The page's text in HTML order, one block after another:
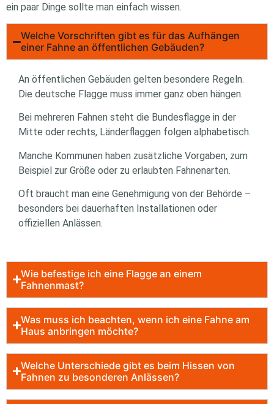
ein paar Dinge sollte man einfach wissen.
Welche Vorschriften gibt es für das Aufhängen
einer Fahne an öffentlichen Gebäuden?
An öffentlichen Gebäuden gelten besondere Regeln.
Die deutsche Flagge muss immer ganz oben hängen.
Bei mehreren Fahnen steht die Bundesflagge in der
Mitte oder rechts, Länderflaggen folgen alphabetisch.
Manche Kommunen haben zusätzliche Vorgaben, zum
Beispiel zur Größe oder zu erlaubten Fahnenarten.
Oft braucht man eine Genehmigung von der Behörde –
besonders bei dauerhaften Installationen oder
offiziellen Anlässen.
Wie befestige ich eine Flagge an einem
Fahnenmast?
Was muss ich beachten, wenn ich eine Fahne am
Haus anbringen möchte?
Welche Unterschiede gibt es beim Hissen von
Fahnen zu besonderen Anlässen?